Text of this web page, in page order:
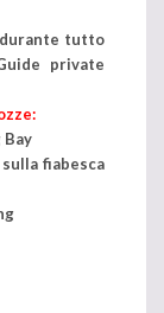
tutto
private
fiabesca